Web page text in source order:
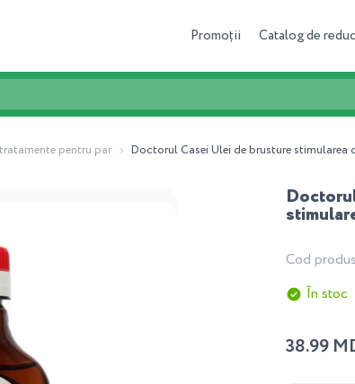
Promoții Catalog de
pentru par Doctorul Casei Ulei de brusture stimularea
Cod
În stoc
38.99